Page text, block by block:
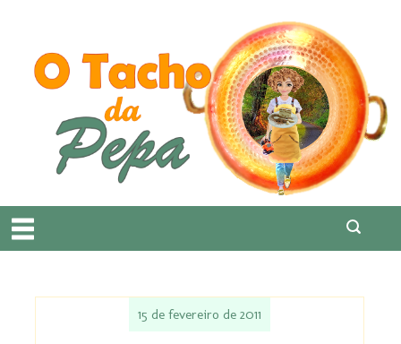
15 de fevereiro de 2011